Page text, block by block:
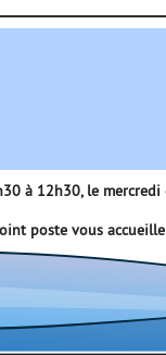
à 12h30, le
poste vous